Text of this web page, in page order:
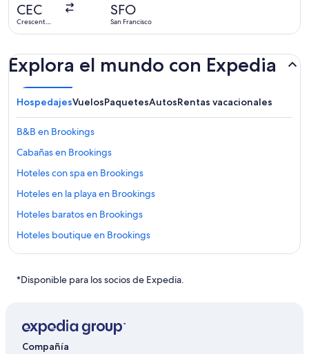
CEC
Crescent
SFO
San Francisco
Explora el mundo con Expedia
HospedajesVuelosPaquetesAutosRentas vacacionales
B&B en Brookings
Cabañas en Brookings
Hoteles con spa en Brookings
Hoteles en la playa en Brookings
Hoteles baratos en Brookings
Hoteles boutique en Brookings
Hoteles con bar en Brookings
Hoteles con vista al mar en Brookings
Hoteles en Brookings
Hoteles cerca de Punto patrimonial estatal Geisel Monument
*Disponible para los socios de Expedia.
Compañía